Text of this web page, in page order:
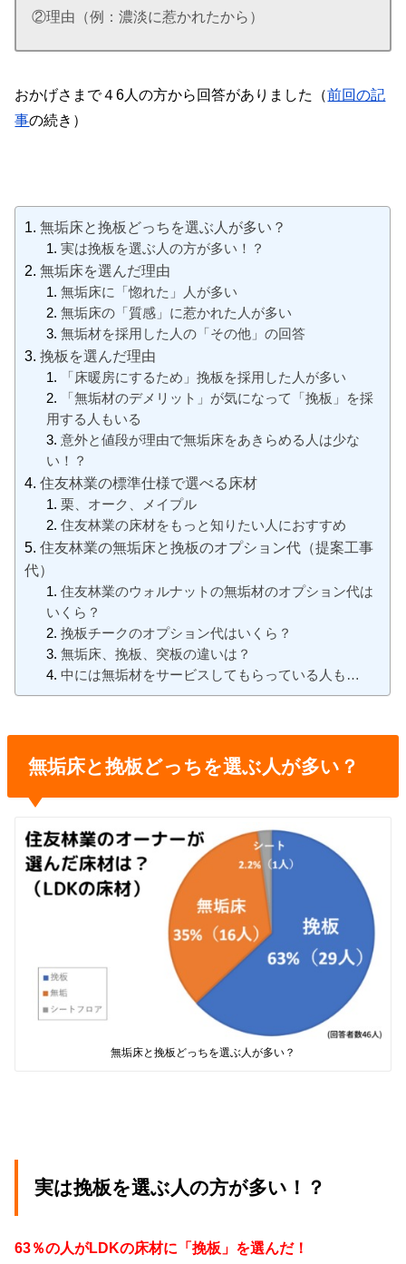
②理由（例：濃淡に惹かれたから）
おかげさまで４6人の方から回答がありました（前回の記
事の続き）
無垢床と挽板どっちを選ぶ人が多い？
実は挽板を選ぶ人の方が多い！？
無垢床を選んだ理由
無垢床に「惚れた」人が多い
無垢床の「質感」に惹かれた人が多い
無垢材を採用した人の「その他」の回答
挽板を選んだ理由
「床暖房にするため」挽板を採用した人が多い
「無垢材のデメリット」が気になって「挽板」を採
用する人もいる
意外と値段が理由で無垢床をあきらめる人は少な
い！？
住友林業の標準仕様で選べる床材
栗、オーク、メイプル
住友林業の床材をもっと知りたい人におすすめ
住友林業の無垢床と挽板のオプション代（提案工事
代）
住友林業のウォルナットの無垢材のオプション代は
いくら？
挽板チークのオプション代はいくら？
無垢床、挽板、突板の違いは？
中には無垢材をサービスしてもらっている人も…
無垢床と挽板どっちを選ぶ人が多い？
無垢床と挽板どっちを選ぶ人が多い？
実は挽板を選ぶ人の方が多い！？
63％の人がLDKの床材に「挽板」を選んだ！